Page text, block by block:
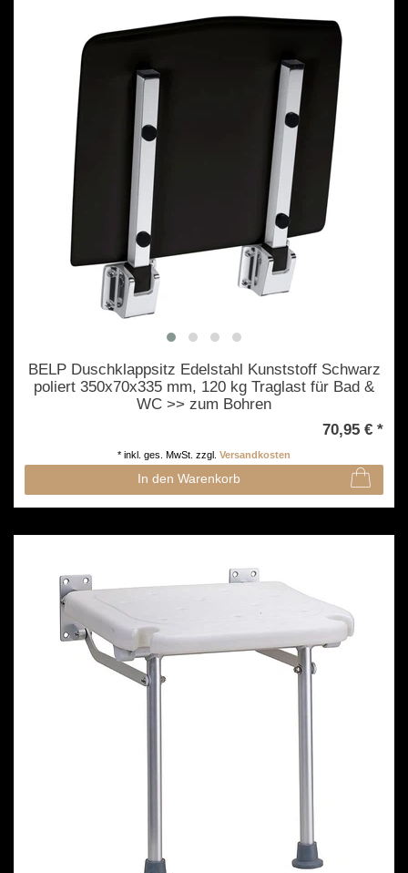
BELP Duschklappsitz Edelstahl Kunststoff Schwarz
poliert 350x70x335 mm, 120 kg Traglast für Bad &
WC >> zum Bohren
70,95 € *
In den Warenkorb
* inkl. ges. MwSt. zzgl. Versandkosten